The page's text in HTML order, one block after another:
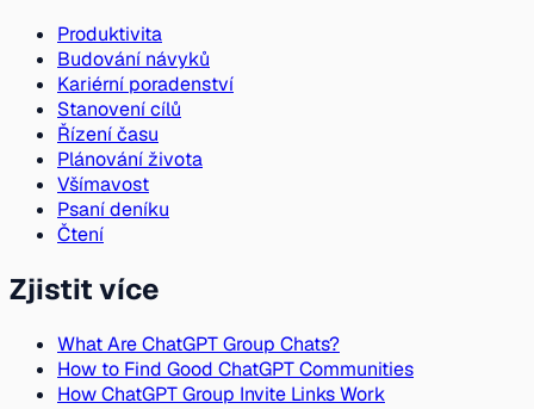
Produktivita
Budování návyků
Kariérní poradenství
Stanovení cílů
Řízení času
Plánování života
Všímavost
Psaní deníku
Čtení
Zjistit více
What Are ChatGPT Group Chats?
How to Find Good ChatGPT Communities
How ChatGPT Group Invite Links Work